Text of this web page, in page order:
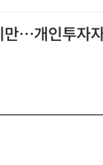
만…개인투자